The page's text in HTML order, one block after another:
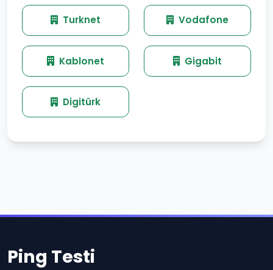
Turknet Vodafone
Kablonet Gigabit
Digitürk
Ping Testi